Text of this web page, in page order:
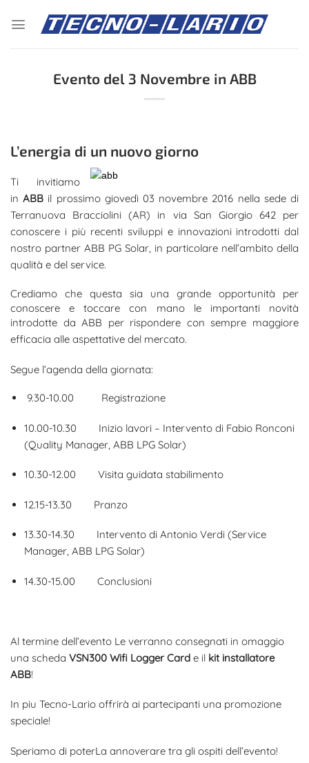
Evento del 3 Novembre in ABB
L’energia di un nuovo giorno
Ti invitiamo
inABB il prossimo giovedì 03 novembre 2016 nella sede di
Terranuova Bracciolini (AR) in via San Giorgio 642 per
conoscere i più recenti sviluppi e innovazioni introdotti dal
nostro partner ABB PG Solar, in particolare nell’ambito della
qualità e del service.
Crediamo che questa sia una grande opportunità per
conoscere e toccare con mano le importanti novità
introdotte da ABB per rispondere con sempre maggiore
efficacia alle aspettative del mercato.
Segue l’agenda della giornata:
9.30-10.00 Registrazione
10.00-10.30 Inizio lavori – Intervento di Fabio Ronconi
(Quality Manager, ABB LPG Solar)
10.30-12.00 Visita guidata stabilimento
12.15-13.30 Pranzo
13.30-14.30 Intervento di Antonio Verdi (Service
Manager, ABB LPG Solar)
14.30-15.00 Conclusioni
Al termine dell’evento Le verranno consegnati in omaggio
una scheda VSN300 Wifi Logger Card e il kit installatore
ABB!
In piu Tecno-Lario offrirà ai partecipanti una promozione
speciale!
Speriamo di poterLa annoverare tra gli ospiti dell’evento!